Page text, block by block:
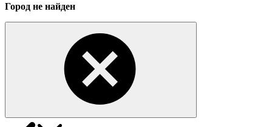
Город не найден